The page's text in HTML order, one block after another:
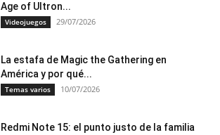
Age of Ultron...
Videojuegos 29/07/2026
La estafa de Magic the Gathering en
América y por qué...
Temas varios 10/07/2026
Redmi Note 15: el punto justo de la familia